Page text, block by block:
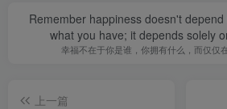
Remember happiness doesn't
what you have; it depends solely
幸福不在于你是谁，你拥有什么，而仅仅
上一篇